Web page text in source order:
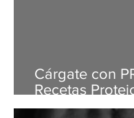
Cárgate con
Recetas
Rápidas